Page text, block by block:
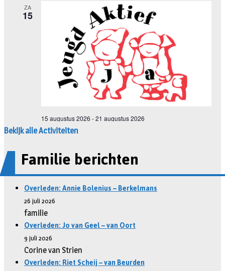
Bekijk alle Activiteiten
Familie berichten
Overleden: Annie Bolenius – Berkelmans
26 juli 2026
familie
Overleden: Jo van Geel – van Oort
9 juli 2026
Corine van Strien
Overleden: Riet Scheij – van Beurden